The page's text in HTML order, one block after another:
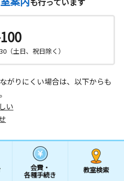
（土日、祝日除く）
がりにくい場合は、以下からも
い
会費・
各種手続き
教室検索